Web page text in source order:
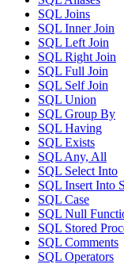
SQL Joins
SQL Inner Join
SQL Left Join
SQL Right Join
SQL Full Join
SQL Self Join
SQL Union
SQL Group By
SQL Having
SQL Exists
SQL Any, All
SQL Select Into
SQL Insert Into
SQL Case
SQL Null
SQL Stored
SQL Comments
SQL Operators